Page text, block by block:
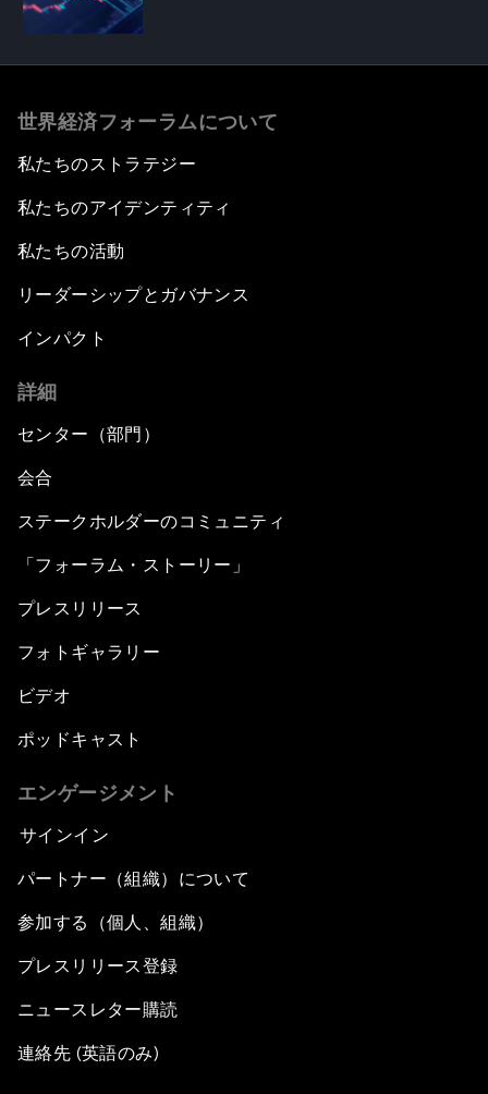
世界経済フォーラムについて
私たちのストラテジー
私たちのアイデンティティ
私たちの活動
リーダーシップとガバナンス
インパクト
詳細
センター（部門）
会合
ステークホルダーのコミュニティ
「フォーラム・ストーリー」
プレスリリース
フォトギャラリー
ビデオ
ポッドキャスト
エンゲージメント
サインイン
パートナー（組織）について
参加する（個人、組織）
プレスリリース登録
ニュースレター購読
連絡先 (英語のみ)